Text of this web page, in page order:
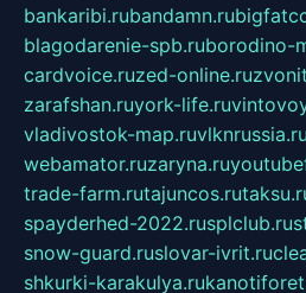
bankaribi.rubandamn.ru
blagodarenie-spb.ruborodino-
cardvoice.ruzed-online.ru
zarafshan.ruyork-life.ru
vladivostok-map.ruvlknrussia.ru
webamator.ruzaryna.ru
trade-farm.rutajuncos.ru
spayderhed-2022.rusplclub.ru
snow-guard.ruslovar-ivrit.ru
shkurki-karakulya.ru